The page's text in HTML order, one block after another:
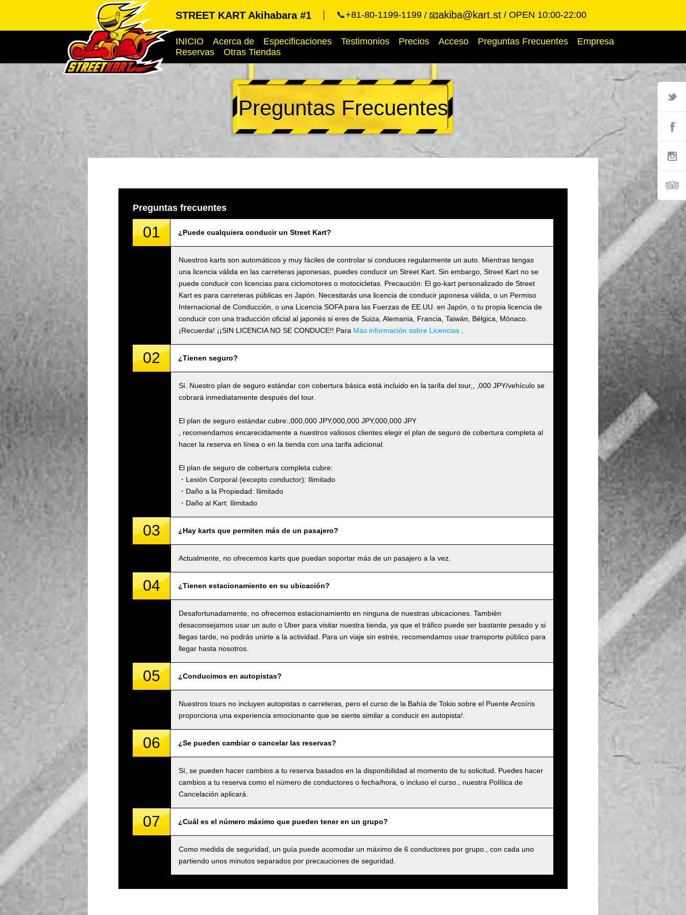
STREET KART Akihabara #1 📞+81-80-1199-1199 📧akiba@kart.st OPEN 10:00-22:00
INICIO Acerca de Especificaciones Testimonios Precios Acceso Preguntas Frecuentes
Empresa
Reservas
Otras Tiendas
Preguntas Frecuentes
Preguntas frecuentes
01 ¿Puede cualquiera conducir un Street Kart?
Nuestros karts son automáticos y muy fáciles de controlar si conduces regularmente un auto. Mientras tengas
una licencia válida en las carreteras japonesas, puedes conducir un Street Kart. Sin embargo, Street Kart no se
puede conducir con licencias para ciclomotores o motocicletas. Precaución: El go-kart personalizado de Street
Kart es para carreteras públicas en Japón. Necesitarás una licencia de conducir japonesa válida, o un Permiso
Internacional de Conducción, o una Licencia SOFA para las Fuerzas de EE.UU. en Japón, o tu propia licencia de
conducir con una traducción oficial al japonés si eres de Suiza, Alemania, Francia, Taiwán, Bélgica, Mónaco.
¡Recuerda! ¡¡SIN LICENCIA NO SE CONDUCE!! Para Más información sobre Licencias
02 ¿Tienen seguro?
Sí. Nuestro plan de seguro estándar con cobertura básica está incluido en la tarifa del tour,, ,000 JPY/vehículo se
cobrará inmediatamente después del tour.
El plan de seguro estándar cubre:,000,000 JPY,000,000 JPY,000,000 JPY
, recomendamos encarecidamente a nuestros valiosos clientes elegir el plan de seguro de cobertura completa al
hacer la reserva en línea o en la tienda con una tarifa adicional.
El plan de seguro de cobertura completa cubre:
・Lesión Corporal (excepto conductor): Ilimitado
・Daño a la Propiedad: Ilimitado
・Daño al Kart: Ilimitado
03 ¿Hay karts que permiten más de un pasajero?
Actualmente, no ofrecemos karts que puedan soportar más de un pasajero a la vez.
04 ¿Tienen estacionamiento en su ubicación?
Desafortunadamente, no ofrecemos estacionamiento en ninguna de nuestras ubicaciones. También
desaconsejamos usar un auto o Uber para visitar nuestra tienda, ya que el tráfico puede ser bastante pesado y si
llegas tarde, no podrás unirte a la actividad. Para un viaje sin estrés, recomendamos usar transporte público para
llegar hasta nosotros.
05 ¿Conducimos en autopistas?
Nuestros tours no incluyen autopistas o carreteras, pero el curso de la Bahía de Tokio sobre el Puente Arcoíris
proporciona una experiencia emocionante que se siente similar a conducir en autopista!.
06 ¿Se pueden cambiar o cancelar las reservas?
Sí, se pueden hacer cambios a tu reserva basados en la disponibilidad al momento de tu solicitud. Puedes hacer
cambios a tu reserva como el número de conductores o fecha/hora, o incluso el curso., nuestra Política de
Cancelación aplicará.
07 ¿Cuál es el número máximo que pueden tener en un grupo?
Como medida de seguridad, un guía puede acomodar un máximo de 6 conductores por grupo., con cada uno
partiendo unos minutos separados por precauciones de seguridad.